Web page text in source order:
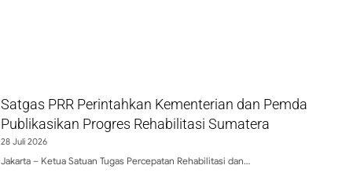
Satgas PRR Perintahkan Kementerian dan Pemda
Publikasikan Progres Rehabilitasi Sumatera
28 Juli 2026
Jakarta – Ketua Satuan Tugas Percepatan Rehabilitasi dan…